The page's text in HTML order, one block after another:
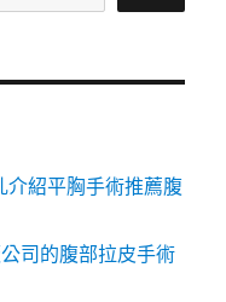
介紹平胸手術推薦腹
司的腹部拉皮手術